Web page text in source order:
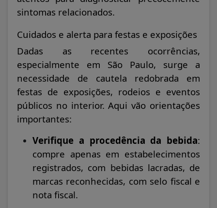
sintomas relacionados.
Cuidados e alerta para festas e exposições
Dadas as recentes ocorrências,
especialmente em São Paulo, surge a
necessidade de cautela redobrada em
festas de exposições, rodeios e eventos
públicos no interior. Aqui vão orientações
importantes:
Verifique a procedência da bebida:
compre apenas em estabelecimentos
registrados, com bebidas lacradas, de
marcas reconhecidas, com selo fiscal e
nota fiscal.